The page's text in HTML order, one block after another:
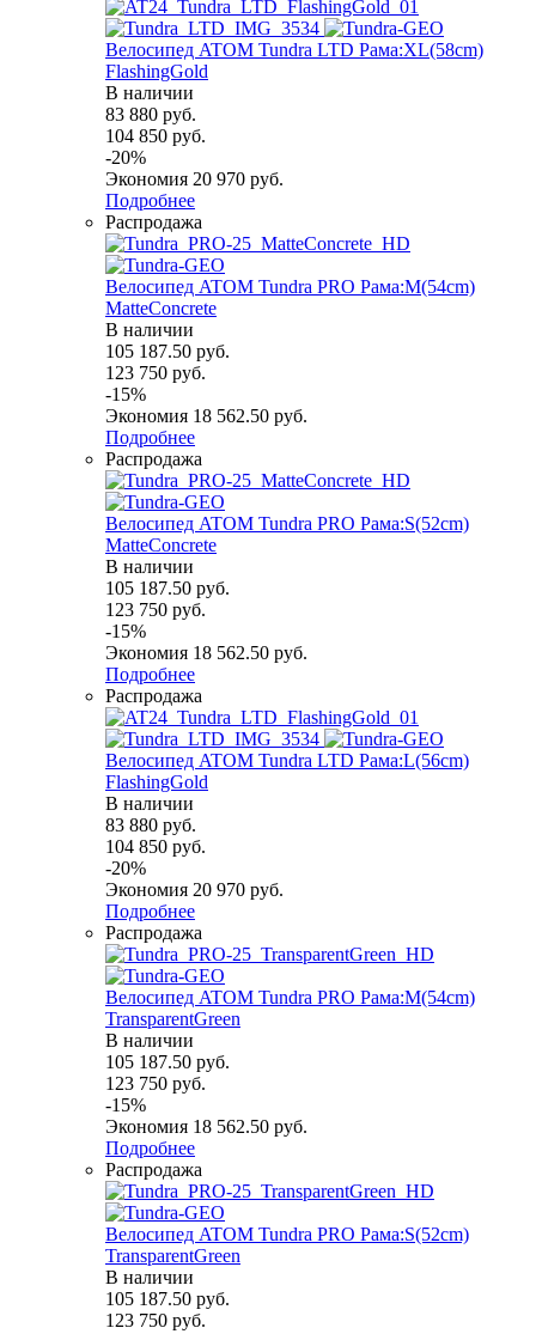
Велосипед ATOM Tundra LTD Рама:XL(58cm)
FlashingGold
В наличии
83 880 руб.
104 850 руб.
-20%
Экономия 20 970 руб.
Подробнее
Распродажа
Велосипед ATOM Tundra PRO Рама:M(54cm)
MatteConcrete
В наличии
105 187.50 руб.
123 750 руб.
-15%
Экономия 18 562.50 руб.
Подробнее
Распродажа
Велосипед ATOM Tundra PRO Рама:S(52cm)
MatteConcrete
В наличии
105 187.50 руб.
123 750 руб.
-15%
Экономия 18 562.50 руб.
Подробнее
Распродажа
Велосипед ATOM Tundra LTD Рама:L(56cm)
FlashingGold
В наличии
83 880 руб.
104 850 руб.
-20%
Экономия 20 970 руб.
Подробнее
Распродажа
Велосипед ATOM Tundra PRO Рама:M(54cm)
TransparentGreen
В наличии
105 187.50 руб.
123 750 руб.
-15%
Экономия 18 562.50 руб.
Подробнее
Распродажа
Велосипед ATOM Tundra PRO Рама:S(52cm)
TransparentGreen
В наличии
105 187.50 руб.
123 750 руб.